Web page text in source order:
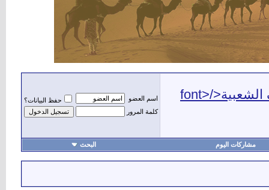
اسم العضو
حفظ البيانات؟
كلمة المرور
مشاركات اليوم البحث